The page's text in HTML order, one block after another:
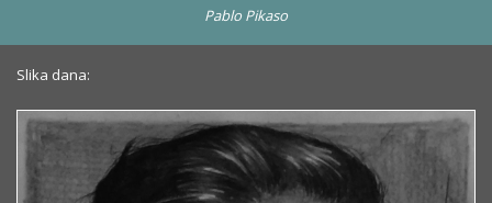
Pablo Pikaso
Slika dana: